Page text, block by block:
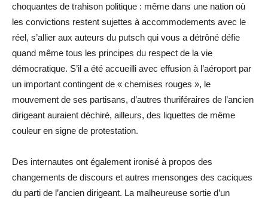
choquantes de trahison politique : même dans une nation où
les convictions restent sujettes à accommodements avec le
réel, s’allier aux auteurs du putsch qui vous a détrôné défie
quand même tous les principes du respect de la vie
démocratique. S’il a été accueilli avec effusion à l’aéroport par
un important contingent de « chemises rouges », le
mouvement de ses partisans, d’autres thuriféraires de l’ancien
dirigeant auraient déchiré, ailleurs, des liquettes de même
couleur en signe de protestation.
Des internautes ont également ironisé à propos des
changements de discours et autres mensonges des caciques
du parti de l’ancien dirigeant. La malheureuse sortie d’un